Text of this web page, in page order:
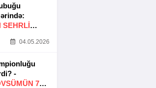
SEHRLİ
04.05.2026
-
7